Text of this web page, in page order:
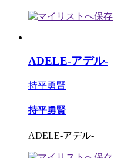
ADELE-アデル-
持平勇賢
持平勇賢
ADELE-アデル-